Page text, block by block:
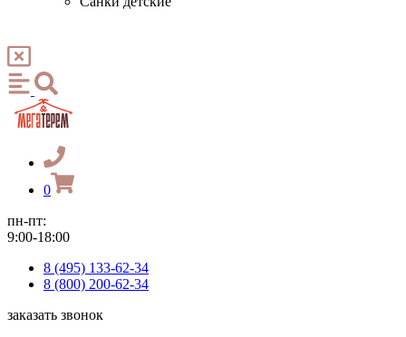
0
пн-пт:
9:00-18:00
8 (495) 133-62-34
8 (800) 200-62-34
заказать звонок